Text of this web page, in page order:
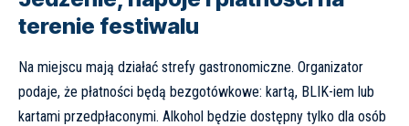
terenie festiwalu
Na miejscu mają działać strefy gastronomiczne. Organizator
podaje, że płatności będą bezgotówkowe: kartą, BLIK-iem lub
kartami przedpłaconymi. Alkohol będzie dostępny tylko dla osób